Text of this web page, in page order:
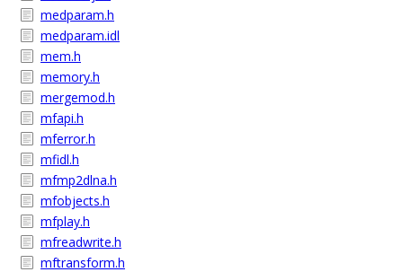
medparam.h
medparam.idl
mem.h
memory.h
mergemod.h
mfapi.h
mferror.h
mfidl.h
mfmp2dlna.h
mfobjects.h
mfplay.h
mfreadwrite.h
mftransform.h